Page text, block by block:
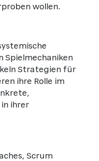
wollen.
Spielmechaniken
Strategien für
ihre Rolle im
ihrer
Scrum